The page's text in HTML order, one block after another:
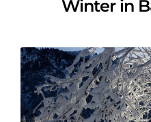
Winter in